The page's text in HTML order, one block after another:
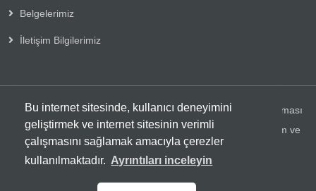
Bu internet sitesinde, kullanıcı deneyimini
geliştirmek ve internet sitesinin verimli
çalışmasını sağlamak amacıyla çerezler
kullanılmaktadır. Ayrıntıları inceleyin
Belgelerimiz
İletişim Bilgilerimiz
Copyright © 2025 Her Hakkı Saklıdır. Kopyalanması, çoğaltılması
ve dağıtılması halinde yasal haklarımız işletilecektir. | Reklam ve
Solid Medya